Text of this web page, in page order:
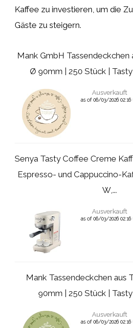
Kaffee zu investieren, um die
Gäste zu steigern.
Mank GmbH Tassendeckchen
Ø 90mm | 250 Stück |
Ausverkauft
as of 06/03/2026 02:16
Senya Tasty Coffee Creme
Espresso- und Cappuccino-
W,...
Ausverkauft
as of 06/03/2026 02:16
Mank Tassendeckchen aus
90mm | 250 Stück |
Ausverkauft
as of 06/03/2026 02:16